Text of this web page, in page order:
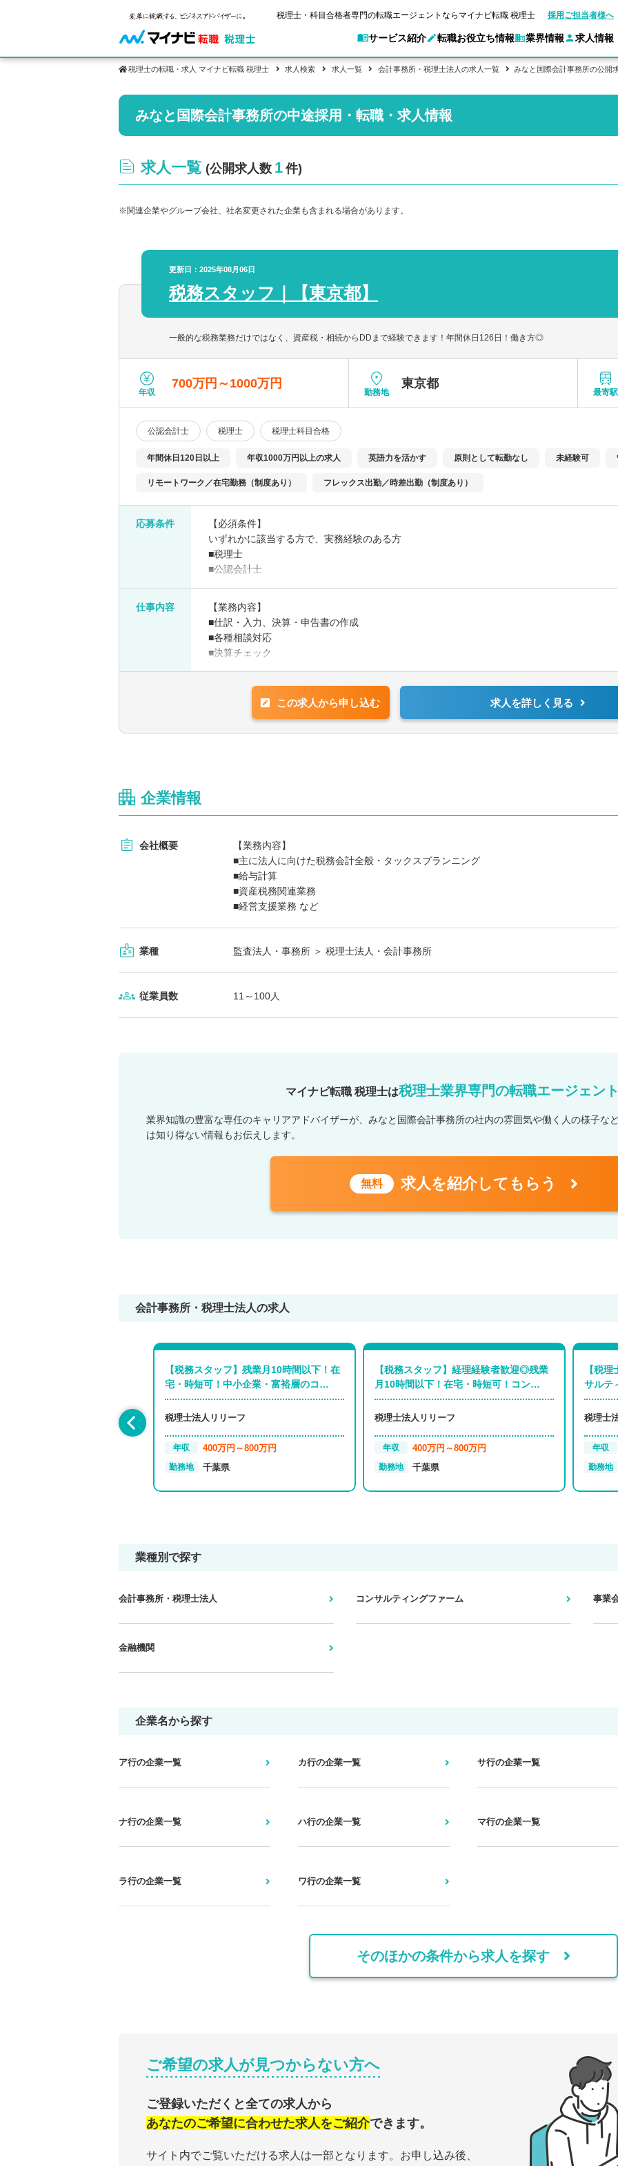
税理士・科目合格者専門の転職エージェントならマイナビ転職 税理士 採用ご担当者様へ
サービス紹介
サービス紹介
マイナビ転職 税理士とは？
アクセスマップ
Web面談サービス
個
転職お役立ち情報
転職お役立ち情報
ご状況別転職ガイド
年齢別転職ポイント
2回目以降の転職の方へ
女性税理士の転職
キャリア診断
業界情報
業界情報
税理士試験情報
受験資格・申し込み手順
税理士試験合格後の流れ
企業情報
ご紹介企業特集
求人情報
求人情報
保有資格別求人情報
税理士の転職
業界別求人情報
実名公開企業一覧
税理士の転職・求人 マイナビ転職 税理士 求人検索 求人一覧 会計事務所・税理士法人の求人一覧 みなと国際会計事務所の公開
みなと国際会計事務所の中途採用・転職・求人情報
求人一覧 (公開求人数 1 件)
※関連企業やグループ会社、社名変更された企業も含まれる場合があります。
更新日：2025年08月06日
税務スタッフ｜【東京都】
一般的な税務業務だけではなく、資産税・相続からDDまで経験できます！年間休日126日！働き方◎
年収
700万円～1000万円
勤務地
東京都
最寄駅
公認会計士 税理士 税理士科目合格
年間休日120日以上 年収1000万円以上の求人 英語力を活かす 原則として転勤なし 未経験可
リモートワーク／在宅勤務（制度あり） フレックス出勤／時差出勤（制度あり）
応募条件
【必須条件】
いずれかに該当する方で、実務経験のある方
■税理士
■公認会計士
■英語に抵抗がない方
【使用ソフト】
弥生会計・達人・MF会計・freee
仕事内容
【業務内容】
■仕訳・入力、決算・申告書の作成
■各種相談対応
■決算チェック
経験によっては専門知識を生かしてサービスの品質管理等にも携わっていただく予定です。
■資産税、相続業務
この求人から申し込む 求人を詳しく見る
企業情報
会社概要
【業務内容】
■主に法人に向けた税務会計全般・タックスプランニング
■給与計算
■資産税務関連業務
■経営支援業務 など
業種 監査法人・事務所 ＞ 税理士法人・会計事務所
従業員数 11～100人
マイナビ転職 税理士は税理士業界専門の転職エージェント
業界知識の豊富な専任のキャリアアドバイザーが、みなと国際会計事務所の社内の雰囲気や働く人の様子な
は知り得ない情報もお伝えします。
無料 求人を紹介してもらう
会計事務所・税理士法人の求人
【税務スタッフ】残業月10時間以下！在
宅・時短可！中小企業・富裕層のコ…
税理士法人リリーフ
年収 400万円～800万円
勤務地 千葉県
【税務スタッフ】経理経験者歓迎◎残業
月10時間以下！在宅・時短可！コン…
税理士法人リリーフ
年収 400万円～800万円
勤務地 千葉県
【税
サルテ
税理士
年収
勤務地
業種別で探す
会計事務所・税理士法人 コンサルティングファーム 事業
金融機関
企業名から探す
ア行の企業一覧 カ行の企業一覧 サ行の企業一覧
ナ行の企業一覧 ハ行の企業一覧 マ行の企業一覧
ラ行の企業一覧 ワ行の企業一覧
そのほかの条件から求人を探す
ご希望の求人が見つからない方へ
ご登録いただくと全ての求人から
あなたのご希望に合わせた求人をご紹介できます。
サイト内でご覧いただける求人は一部となります。お申し込み後、